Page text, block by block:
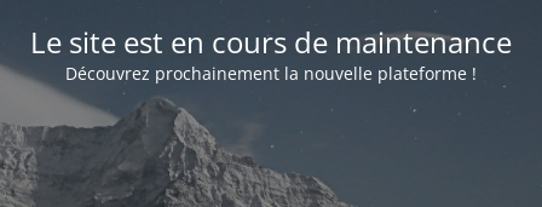
Le site est en cours de maintenance
Découvrez prochainement la nouvelle plateforme !